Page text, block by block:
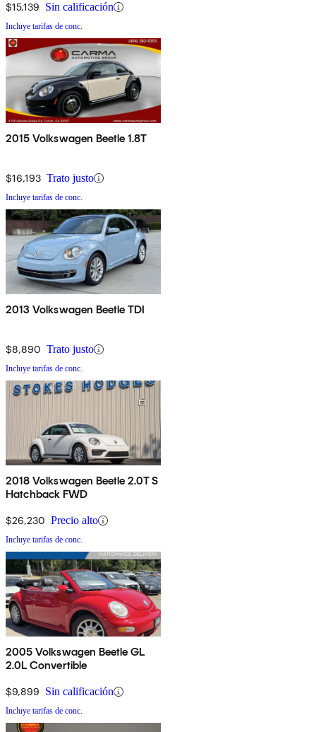
$15,139 Sin calificación
Incluye tarifas de conc.
2015 Volkswagen Beetle 1.8T
$16,193 Trato justo
Incluye tarifas de conc.
2013 Volkswagen Beetle TDI
$8,890 Trato justo
Incluye tarifas de conc.
2018 Volkswagen Beetle 2.0T S
Hatchback FWD
$26,230 Precio alto
Incluye tarifas de conc.
2005 Volkswagen Beetle GL
2.0L Convertible
$9,899 Sin calificación
Incluye tarifas de conc.